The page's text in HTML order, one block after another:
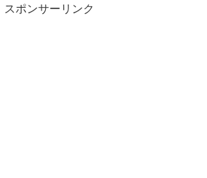
スポンサーリンク